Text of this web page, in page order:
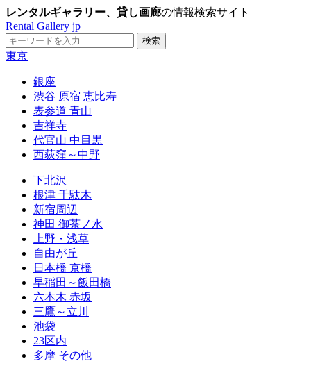
レンタルギャラリー、貸し画廊の情報検索サイト
Rental Gallery jp
東京
銀座
渋谷 原宿 恵比寿
表参道 青山
吉祥寺
代官山 中目黒
西荻窪～中野
下北沢
根津 千駄木
新宿周辺
神田 御茶ノ水
上野・浅草
自由が丘
日本橋 京橋
早稲田～飯田橋
六本木 赤坂
三鷹～立川
池袋
23区内
多摩 その他